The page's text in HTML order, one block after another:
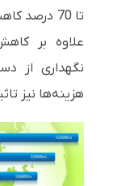
تا 70
علاوه بر
نگهداری از
هزینه‌ها نیز